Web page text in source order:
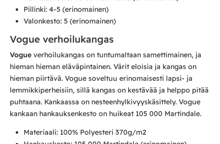
Pillinki: 4-5 (erinomainen)
Valonkesto: 5 (erinomainen)
Vogue verhoilukangas
Vogue verhoilukangas on tuntumaltaan samettimainen, ja
hieman hieman eläväpintainen. Värit eloisia ja kangas on
hieman piirtävä. Vogue soveltuu erinomaisesti lapsi- ja
lemmikkiperheisiin, sillä kangas on kestävää ja helppo pitää
puhtaana. Kankaassa on nesteenhylkivyyskäsittely. Vogue
kankaan hankauksenkesto on huikeat 105 000 Martindale.
Materiaali: 100% Polyesteri 370g/m2